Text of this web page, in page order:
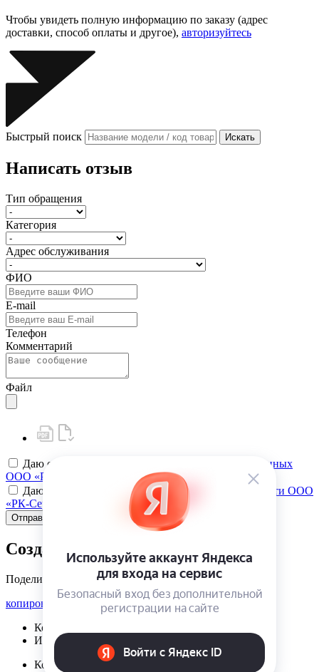
Чтобы увидеть полную информацию по заказу (адрес
доставки, способ оплаты и другое), авторизуйтесь
Быстрый поиск Искать
Написать отзыв
Тип обращения
Категория
Адрес обслуживания
ФИО
E-mail
Телефон
Комментарий
Файл
Даю своё
согласие на обработку персональных данных
ООО «РК-Сервис»
Даю своё
согласие на политику конфиденциальности ООО
«РК-Сервис»
Отправить
Создать карту клиента
Поделиться
копировать ссылку
Корзина | {{ cart.items.value.length }}
Избранное | {{ initData.favoriteProducts.length }}
Корзина | {{ cart.items.value.length }}